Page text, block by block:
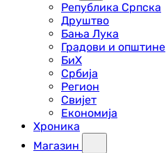
Република Српска
Друштво
Бања Лука
Градови и општине
БиХ
Србија
Регион
Свијет
Економија
Хроника
Магазин